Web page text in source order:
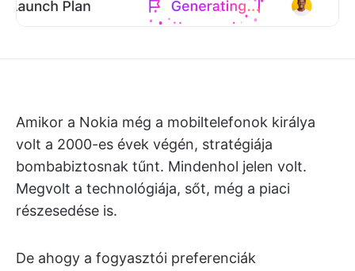
Amikor a Nokia még a mobiltelefonok királya
volt a 2000-es évek végén, stratégiája
bombabiztosnak tűnt. Mindenhol jelen volt.
Megvolt a technológiája, sőt, még a piaci
részesedése is.
De ahogy a fogyasztói preferenciák